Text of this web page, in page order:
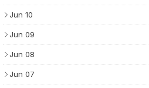
Jun 10
Jun 09
Jun 08
Jun 07